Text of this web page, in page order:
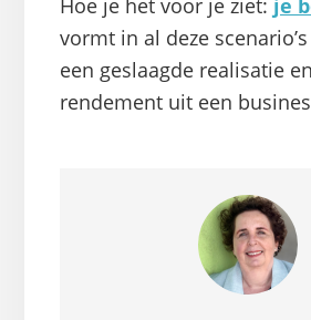
Hoe je het voor je ziet: je
vormt in al deze
een geslaagde realisatie
rendement uit een